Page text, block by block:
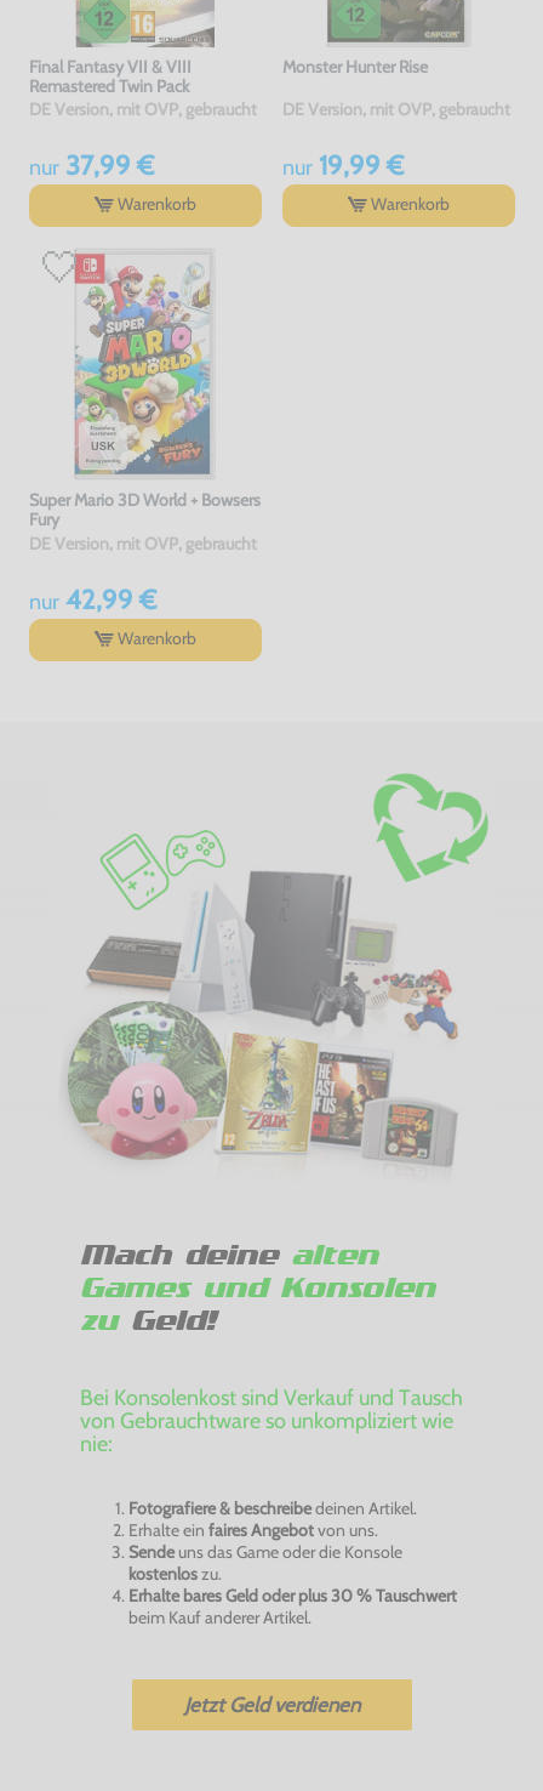
Final Fantasy VII & VIII
Remastered Twin Pack
DE Version, mit OVP, gebraucht
nur37,99 €
Warenkorb
Monster Hunter Rise
DE Version, mit OVP, gebraucht
nur19,99 €
Warenkorb
Super Mario 3D World + Bowsers
Fury
DE Version, mit OVP, gebraucht
nur42,99 €
Warenkorb
Mach deine alten
Games und Konsolen
zuGeld!
Bei Konsolenkost sind Verkauf und Tausch
von Gebrauchtware so unkompliziert wie
nie:
Fotografiere & beschreibedeinen Artikel.
Erhalte ein faires Angebotvon uns.
Sendeuns das Game oder die Konsole
kostenloszu.
Erhalte bares Geld oder plus 30 % Tauschwert
beim Kauf anderer Artikel.
Jetzt Geld verdienen